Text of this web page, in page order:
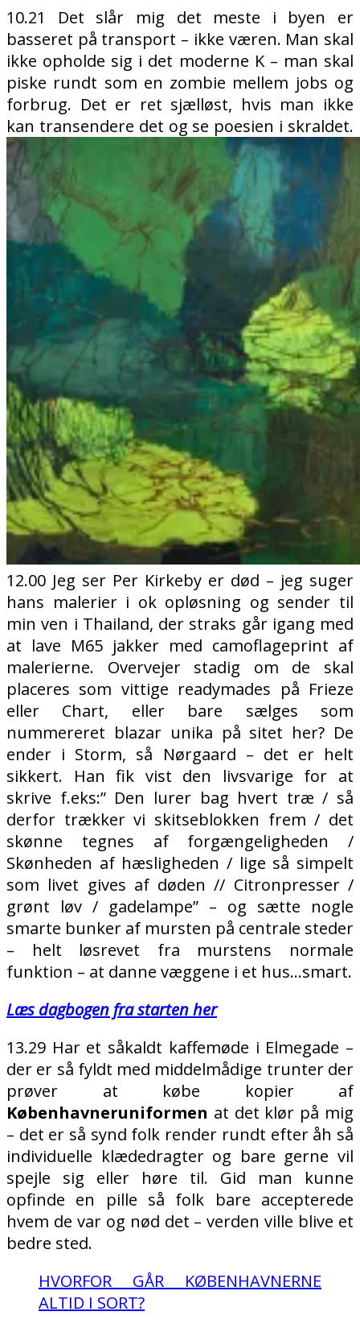
10.21 Det slår mig det meste i byen er
basseret på transport – ikke væren. Man skal
ikke opholde sig i det moderne K – man skal
piske rundt som en zombie mellem jobs og
forbrug. Det er ret sjælløst, hvis man ikke
kan transendere det og se poesien i skraldet.
12.00 Jeg ser Per Kirkeby er død – jeg suger
hans malerier i ok opløsning og sender til
min ven i Thailand, der straks går igang med
at lave M65 jakker med camoflageprint af
malerierne. Overvejer stadig om de skal
placeres som vittige readymades på Frieze
eller Chart, eller bare sælges som
nummereret blazar unika på sitet her? De
ender i Storm, så Nørgaard – det er helt
sikkert. Han fik vist den livsvarige for at
skrive f.eks:” Den lurer bag hvert træ / så
derfor trækker vi skitseblokken frem / det
skønne tegnes af forgængeligheden /
Skønheden af hæsligheden / lige så simpelt
som livet gives af døden // Citronpresser /
grønt løv / gadelampe” – og sætte nogle
smarte bunker af mursten på centrale steder
– helt løsrevet fra murstens normale
funktion – at danne væggene i et hus…smart.
Læs dagbogen fra starten her
13.29 Har et såkaldt kaffemøde i Elmegade –
der er så fyldt med middelmådige trunter der
prøver at købe kopier af
Københavneruniformen at det klør på mig
– det er så synd folk render rundt efter åh så
individuelle klædedragter og bare gerne vil
spejle sig eller høre til. Gid man kunne
opfinde en pille så folk bare accepterede
hvem de var og nød det – verden ville blive et
bedre sted.
HVORFOR GÅR KØBENHAVNERNE
ALTID I SORT?